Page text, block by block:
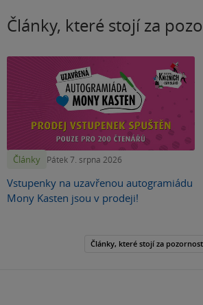
Články, které stojí za
Články Pátek 7. srpna 2026
Vstupenky na uzavřenou autogramiádu
Mony Kasten jsou v prodeji!
Články, které stojí za pozornost